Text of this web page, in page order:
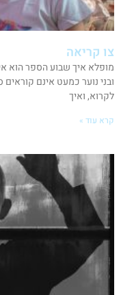
צו קריאה
מופלא איך שבוע הספר הוא
ובני נוער כמעט אינם
לקרוא, ואיך
קרא עוד »